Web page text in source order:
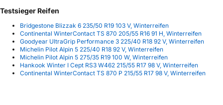
Testsieger Reifen
Bridgestone Blizzak 6 235/50 R19 103 V, Winterreifen
Continental WinterContact TS 870 205/55 R16 91 H, Winterreifen
Goodyear UltraGrip Performance 3 225/40 R18 92 V, Winterreifen
Michelin Pilot Alpin 5 225/40 R18 92 V, Winterreifen
Michelin Pilot Alpin 5 275/35 R19 100 W, Winterreifen
Hankook Winter I Cept RS3 W462 215/55 R17 98 V, Winterreifen
Continental WinterContact TS 870 P 215/55 R17 98 V, Winterreifen